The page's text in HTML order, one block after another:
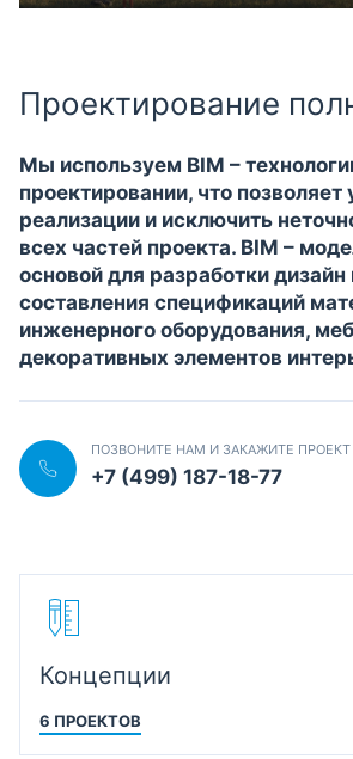
Проектирование
Мы используем BIM –
проектировании, что позволяет
реализации и исключить
всех частей проекта. BIM –
основой для разработки дизайн
составления спецификаций
инженерного оборудования,
декоративных элементов
ПОЗВОНИТЕ НАМ И ЗАКАЖИТЕ ПРОЕКТ
+7 (499) 187-18-77
Концепции
6 ПРОЕКТОВ